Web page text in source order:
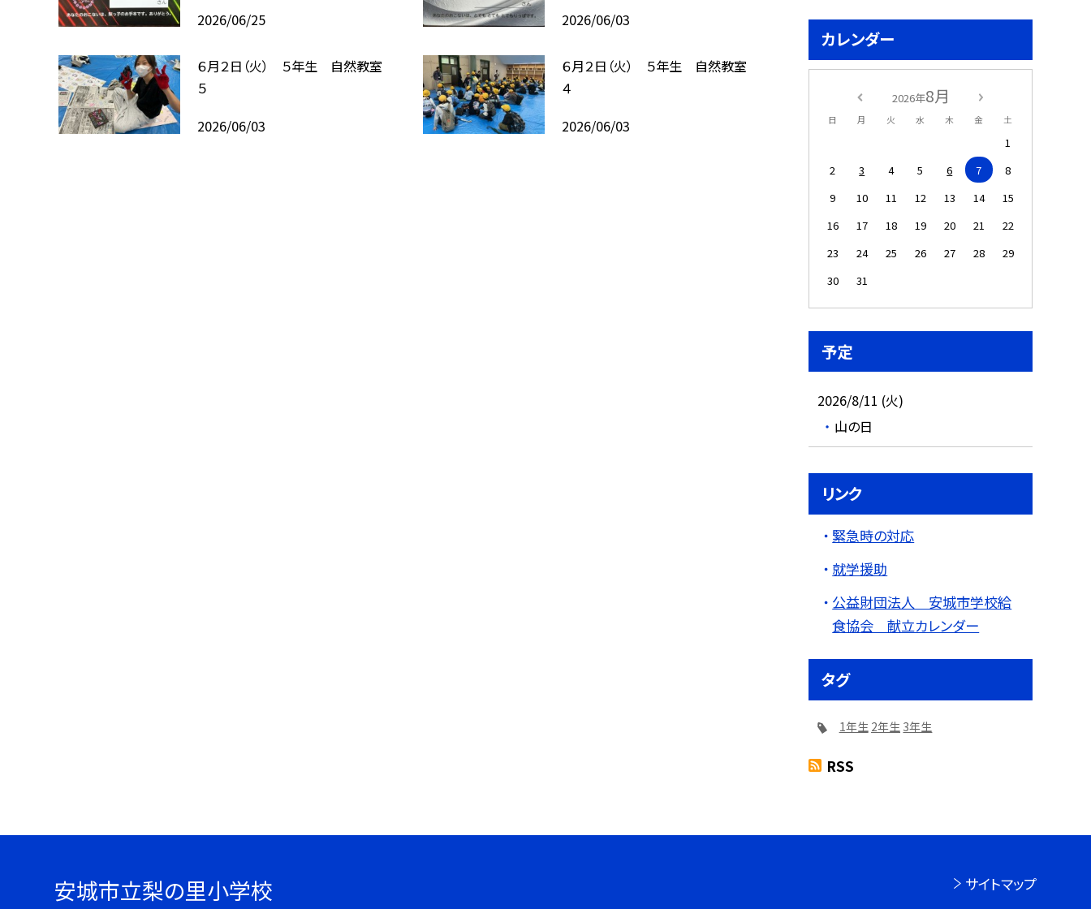
2026/06/25
2026/06/03
６月２日（火） ５年生 自然教室
５
2026/06/03
６月２日（火） ５年生 自然教室
４
2026/06/03
カレンダー
2026年8月
日 月 火 水 木 金 土
1
2
3 4 5 6 7
8
9
10 11 12 13 14
15
16
17 18 19 20 21
22
23
24 25 26 27 28
29
30
31
予定
2026/8/11 (火)
山の日
リンク
緊急時の対応
就学援助
公益財団法人 安城市学校給
食協会 献立カレンダー
タグ
1年生 2年生 3年生
RSS
安城市立梨の里小学校 サイトマップ